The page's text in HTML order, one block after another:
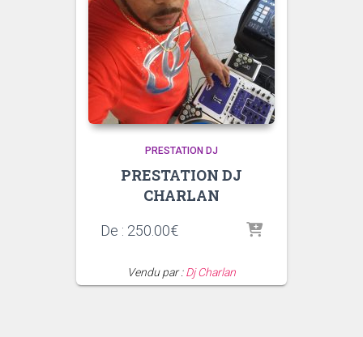
PRESTATION DJ
PRESTATION DJ
CHARLAN
De : 250.00€
Vendu par :Dj Charlan